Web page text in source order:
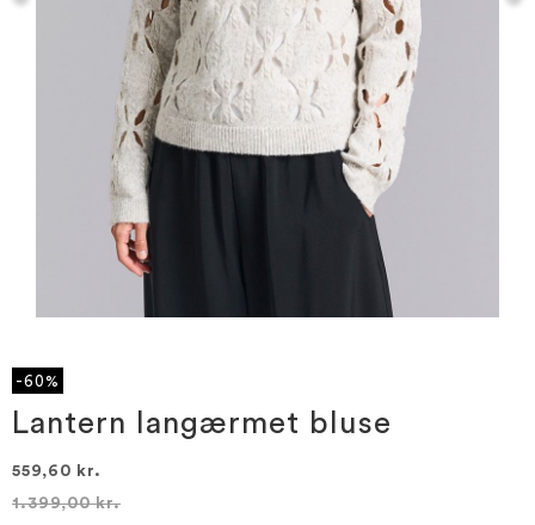
starten
af
billedgalleriet
-60%
Lantern langærmet bluse
559,60 kr.
1.399,00 kr.